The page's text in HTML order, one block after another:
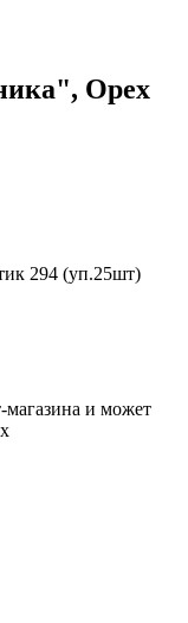
Орех
294 (уп.25шт)
магазина и может